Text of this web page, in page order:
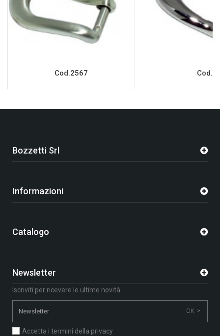
Cod.2567
Bozzetti Srl
Informazioni
Catalogo
Newsletter
Iscriviti per ricevere le ultime novità
OK >
Accetta i termini della privacy